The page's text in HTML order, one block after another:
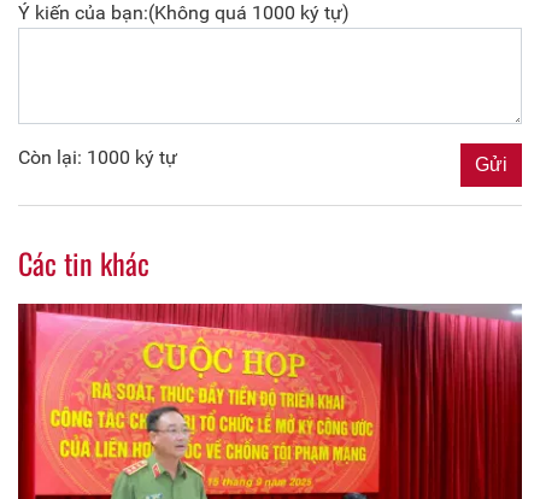
Ý kiến của bạn:(Không quá 1000 ký tự)
Còn lại: 1000 ký tự
Các tin khác